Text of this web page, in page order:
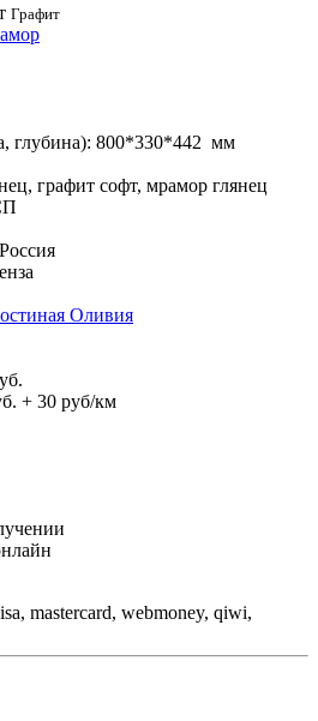
Графит
глубина): 800*330*442 мм
графит софт, мрамор глянец
Россия
Оливия
+ 30 руб/км